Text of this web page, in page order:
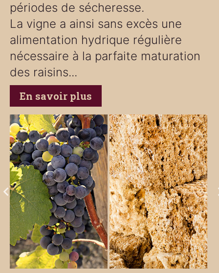
périodes de sécheresse.
La vigne a ainsi sans excès une
alimentation hydrique régulière
nécessaire à la parfaite maturation
des raisins...
En savoir plus